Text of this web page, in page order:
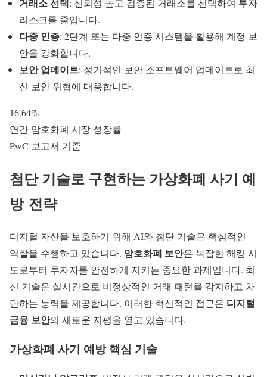
거래소 선택: 신뢰성 높고 검증된 거래소를 선택하여 투자
리스크를 줄입니다.
다중 인증: 2단계 또는 다중 인증 시스템을 활용해 계정 보
안을 강화합니다.
보안 업데이트: 정기적인 보안 소프트웨어 업데이트로 최
신 보안 위협에 대응합니다.
16.64%
연간 암호화폐 시장 성장률
PwC 보고서 기준
첨단 기술로 구현하는 가상화폐 사기 예
방전략
디지털 자산을 보호하기 위해 AI와 첨단 기술은 핵심적인
역할을 수행하고 있습니다. 암호화폐 보안은 복잡한 해킹 시
도로부터 투자자를 안전하게 지키는 중요한 과제입니다. 최
신 기술은 실시간으로 비정상적인 거래 패턴을 감지하고 차
단하는 능력을 제공합니다. 이러한 혁신적인 접근은 디지털
금융 보안의 새로운 지평을 열고 있습니다.
가상화폐 사기 예방 핵심 기술